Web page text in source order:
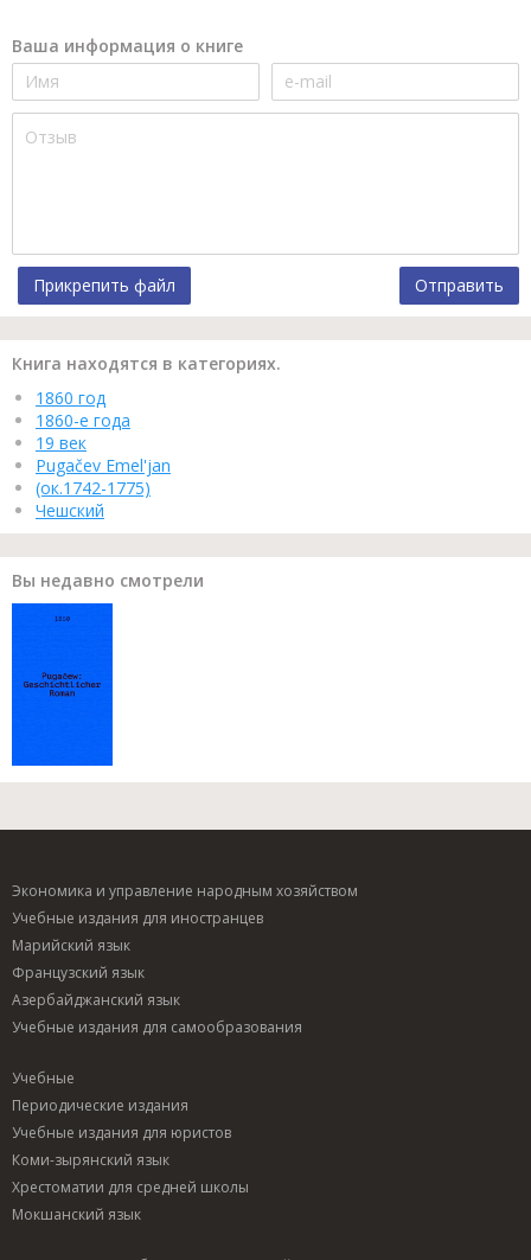
Ваша информация о книге
Прикрепить файл Отправить
Книга находятся в категориях.
1860 год
1860-е года
19 век
Pugačev Emel'jan
(ок.1742-1775)
Чешский
Вы недавно смотрели
Экономика и управление народным хозяйством
Учебные издания для иностранцев
Марийский язык
Французский язык
Азербайджанский язык
Учебные издания для самообразования
Учебные
Периодические издания
Учебные издания для юристов
Коми-зырянский язык
Хрестоматии для средней школы
Мокшанский язык